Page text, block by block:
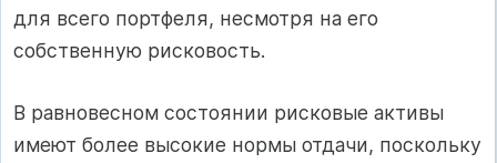
для всего портфеля, несмотря на его
собственную рисковость.
В равновесном состоянии рисковые активы
имеют более высокие нормы отдачи, поскольку